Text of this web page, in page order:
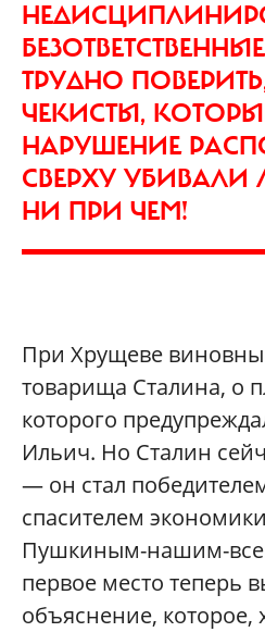
ТРУДНО
ЧЕКИСТЫ,
НАРУШЕНИЕ
СВЕРХУ УБИВАЛИ
НИ ПРИ ЧЕМ!
При Хрущеве
товарища Сталина, о
которого
Ильич. Но Сталин
— он стал
спасителем
Пушкиным-нашим-
первое место теперь
объяснение, которое,